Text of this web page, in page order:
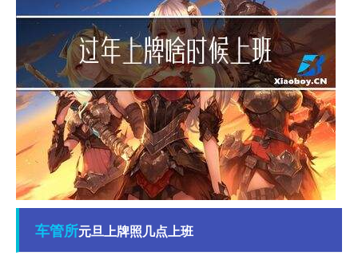
车管所元旦上牌照几点上班